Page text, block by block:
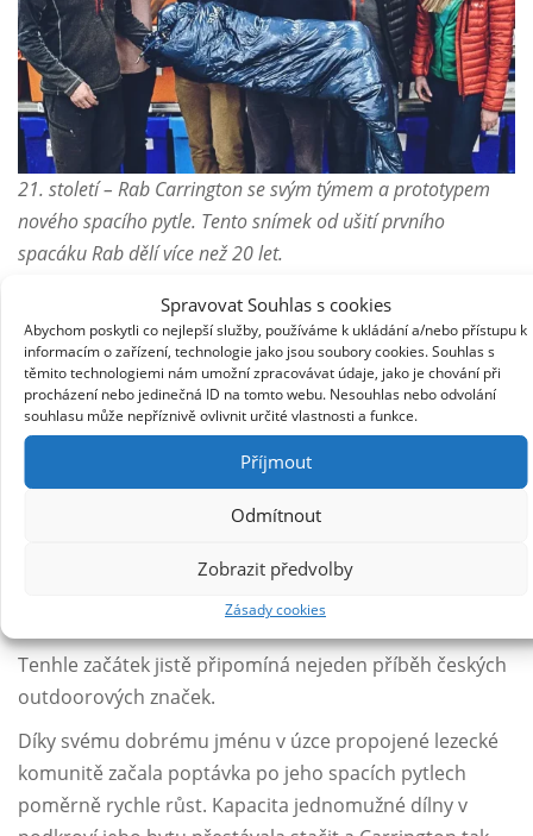
Spravovat Souhlas s cookies
Abychom poskytli co nejlepší služby, používáme k ukládání a/nebo přístupu k
informacím o zařízení, technologie jako jsou soubory cookies. Souhlas s
těmito technologiemi nám umožní zpracovávat údaje, jako je chování při
procházení nebo jedinečná ID na tomto webu. Nesouhlas nebo odvolání
souhlasu může nepříznivě ovlivnit určité vlastnosti a funkce.
Příjmout
Odmítnout
Zobrazit předvolby
Zásady cookies
21. století – Rab Carrington se svým týmem a prototypem
nového spacího pytle. Tento snímek od ušití prvního
spacáku Rab dělí více než 20 let.
Založení značky Rab
S podnikáním Rab začal po narození dcery v roce 1981.
Uplatňoval při tom dovednosti, které se během oněch
šesti měsíců v Argentině, a později na expedicích na
Jannu, Kangtegu, Nuptse či Makalu, naučil. Do půdních
prostor jeho bytu se od té doby uchyloval stále a stále
„Byla to jediná věc, kterou jsem věděl, jak dělat. Přes den
jsem pracoval na stavbě a po večerech jsem seděl nahoře
Tenhle začátek jistě připomíná nejeden příběh českých
outdoorových značek.
Díky svému dobrému jménu v úzce propojené lezecké
komunitě začala poptávka po jeho spacích pytlech
poměrně rychle růst. Kapacita jednomužné dílny v